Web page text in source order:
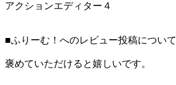
アクションエディター４
■ふりーむ！へのレビュー投稿について
褒めていただけると嬉しいです。